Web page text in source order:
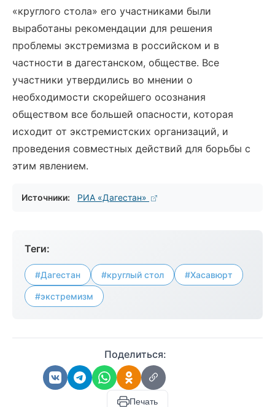
«круглого стола» его участниками были
выработаны рекомендации для решения
проблемы экстремизма в российском и в
частности в дагестанском, обществе. Все
участники утвердились во мнении о
необходимости скорейшего осознания
обществом все большей опасности, которая
исходит от экстремистских организаций, и
проведения совместных действий для борьбы с
этим явлением.
Источники: РИА «Дагестан»
Теги:
#Дагестан #круглый стол #Хасавюрт
#экстремизм
Поделиться:
Печать